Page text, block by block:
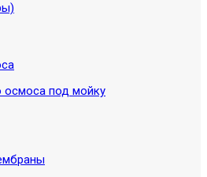
осмоса под мойку